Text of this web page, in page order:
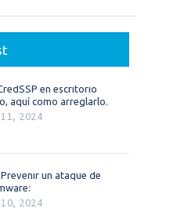
en escritorio
aquí como arreglarlo.
2024
un ataque de
2024